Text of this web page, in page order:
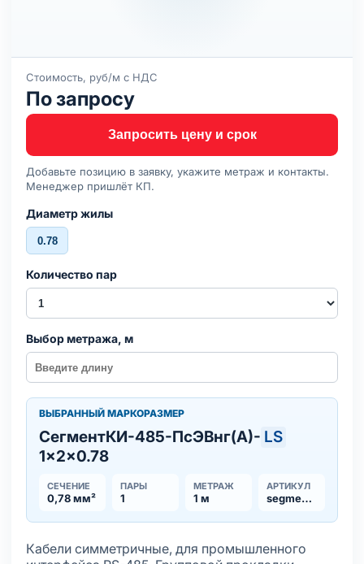
Стоимость, руб/м с НДС
По запросу
Запросить цену и срок
Добавьте позицию в заявку, укажите метраж и контакты.
Менеджер пришлёт КП.
Диаметр жилы
0.78
Количество пар
Выбор метража, м
ВЫБРАННЫЙ МАРКОРАЗМЕР
СегментКИ-485-ПсЭВнг(А)- LS
1×2×0.78
СЕЧЕНИЕ
0,78 мм²
ПАРЫ
1
МЕТРАЖ
1 м
АРТИКУЛ
segmentki-485-psevnga-ls-nx2x078
Кабели симметричные, для промышленного